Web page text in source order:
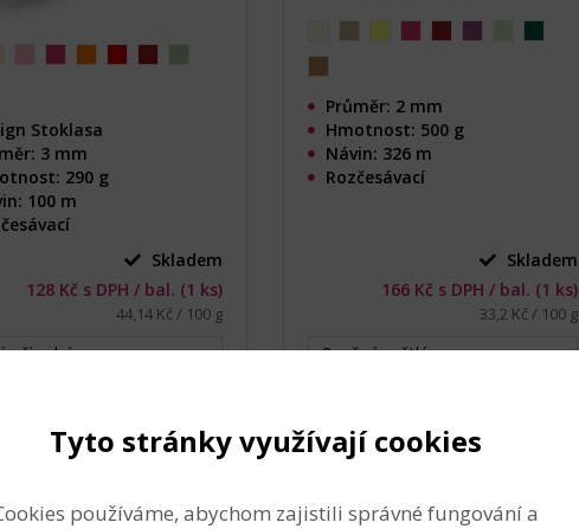
Stoklasa
3 mm
290 g
100 m
Skladem
128 Kč s DPH / bal. (1 ks)
44,14 Kč / 100 g
přírodní
bal.
Do košíku
Průměr: 2 mm
Hmotnost: 500 g
Návin: 326 m
Rozčesávací
Skladem
166 Kč s DPH / bal. (1 ks)
33,2 Kč / 100 g
2 režná světlá
bal.
Tyto stránky využívají cookies
používáme, abychom zajistili správné fungování a